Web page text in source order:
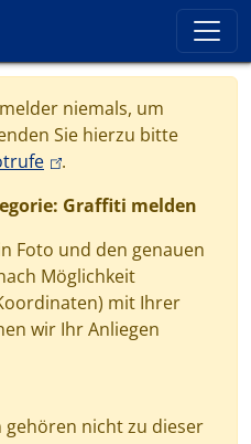
niemals, um
Sie hierzu bitte
(link is external)
.
Graffiti melden
Foto und den genauen
Möglichkeit
mit Ihrer
wir Ihr Anliegen
gehören nicht zu dieser